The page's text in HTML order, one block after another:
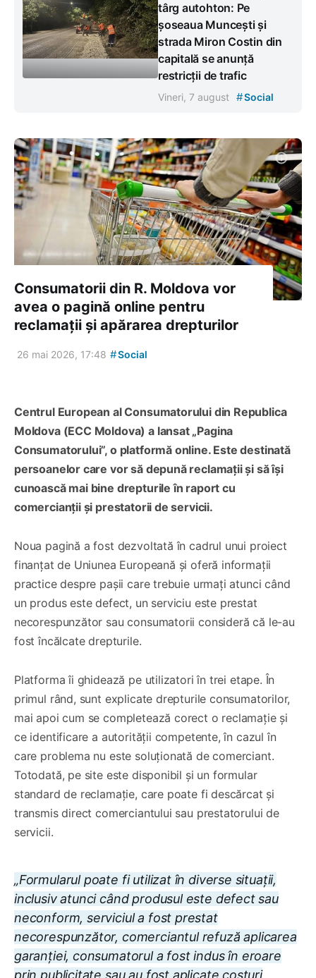
târg autohton: Pe
șoseaua Muncești și
strada Miron Costin din
capitală se anunță
restricții de trafic
Vineri, 7 august #Social
Consumatorii din R. Moldova vor
avea o pagină online pentru
reclamații și apărarea drepturilor
26 mai 2026, 17:48 #Social
Centrul European al Consumatorului din Republica
Moldova (ECC Moldova) a lansat „Pagina
Consumatorului”, o platformă online. Este destinată
persoanelor care vor să depună reclamații și să își
cunoască mai bine drepturile în raport cu
comercianții și prestatorii de servicii.
Noua pagină a fost dezvoltată în cadrul unui proiect
finanțat de Uniunea Europeană și oferă informații
practice despre pașii care trebuie urmați atunci când
un produs este defect, un serviciu este prestat
necorespunzător sau consumatorii consideră că le-au
fost încălcate drepturile.
Platforma îi ghidează pe utilizatori în trei etape. În
primul rând, sunt explicate drepturile consumatorilor,
mai apoi cum se completează corect o reclamație și
ce identificare a autorității competente, în cazul în
care problema nu este soluționată de comerciant.
Totodată, pe site este disponibil și un formular
standard de reclamație, care poate fi descărcat și
transmis direct comerciantului sau prestatorului de
servicii.
„Formularul poate fi utilizat în diverse situații,
inclusiv atunci când produsul este defect sau
neconform, serviciul a fost prestat
necorespunzător, comerciantul refuză aplicarea
garanției, consumatorul a fost indus în eroare
prin publicitate sau au fost aplicate costuri